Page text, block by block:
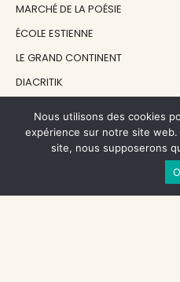
MARCHÉ DE LA POÉSIE
ÉCOLE ESTIENNE
LE GRAND CONTINENT
DIACRITIK
NOS SOUTIENS
CENTRE NATIONAL DU LIVRE
Nous utilisons des cookies
expérience sur notre site
site, nous supposerons